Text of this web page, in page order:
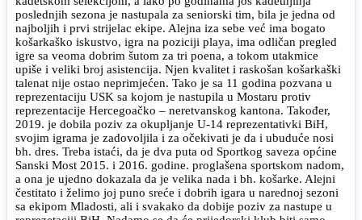
poslednjih sezona je nastupala za seniorski tim, bila je jedna od
najboljih i prvi strijelac ekipe. Alejna iza sebe već ima bogato
košarkaško iskustvo, igra na poziciji playa, ima odličan pregled
igre sa veoma dobrim šutom za tri poena, a tokom utakmice
upiše i veliki broj asistencija. Njen kvalitet i raskošan košarkaški
talenat nije ostao neprimjećen. Tako je sa 11 godina pozvana u
reprezentaciju USK sa kojom je nastupila u Mostaru protiv
reprezentacije Hercegoačko – neretvanskog kantona. Također,
2019. je dobila poziv za okupljanje U-14 reprezentativki BiH,
svojim igrama je zadovoljila i za očekivati je da i ubuduće nosi
bh. dres. Treba istaći, da je dva puta od Sportkog saveza općine
Sanski Most 2015. i 2016. godine. proglašena sportskom nadom,
a ona je ujedno dokazala da je velika nada i bh. košarke. Alejni
čestitato i želimo joj puno sreće i dobrih igara u narednoj sezoni
sa ekipom Mladosti, ali i svakako da dobije poziv za nastupe u